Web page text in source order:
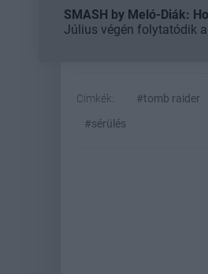
SMASH by Meló-Diák:
Július végén folytatódik
Címkék: #tomb raider
#sérülés